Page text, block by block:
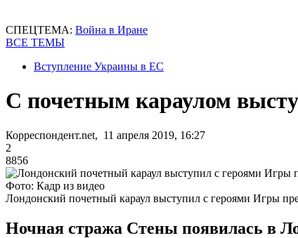
СПЕЦТЕМА: Война в Иране
ВСЕ ТЕМЫ
Вступление Украины в ЕС
С почетным караулом
Корреспондент.net, 11 апреля 2019, 16:27
2
8856
Фото: Кадр из видео
Лондонский почетный караул выступил с героями Игры
Ночная стража Стены появилась в